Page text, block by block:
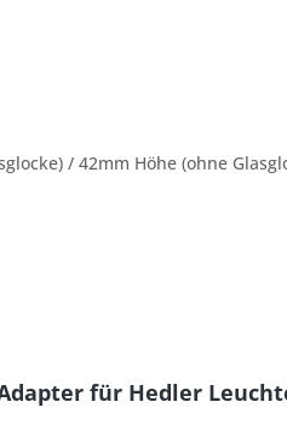
/ 42mm Höhe (ohne
für Hedler